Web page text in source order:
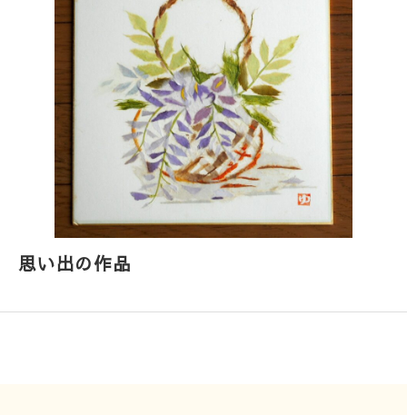
思い出の作品